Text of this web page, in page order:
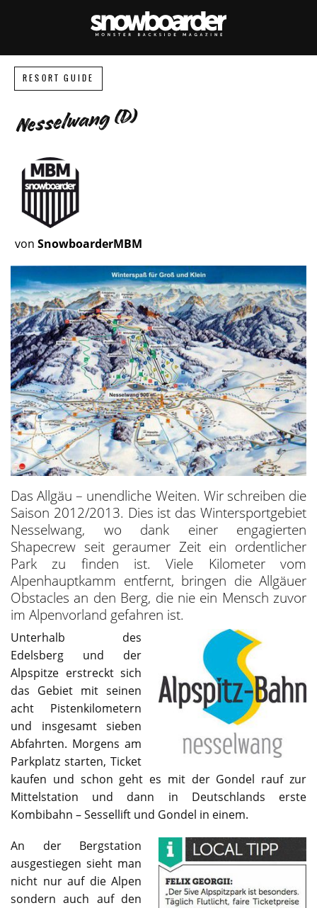
RESORT GUIDE
Nesselwang (D)
von SnowboarderMBM
Das Allgäu – unendliche Weiten. Wir schreiben die
Saison 2012/2013. Dies ist das Wintersportgebiet
Nesselwang, wo dank einer engagierten
Shapecrew seit geraumer Zeit ein ordentlicher
Park zu finden ist. Viele Kilometer vom
Alpenhauptkamm entfernt, bringen die Allgäuer
Obstacles an den Berg, die nie ein Mensch zuvor
im Alpenvorland gefahren ist.
Unterhalb des
Edelsberg und der
Alpspitze erstreckt sich
das Gebiet mit seinen
acht Pistenkilometern
und insgesamt sieben
Abfahrten. Morgens am
Parkplatz starten, Ticket
kaufen und schon geht es mit der Gondel rauf zur
Mittelstation und dann in Deutschlands erste
Kombibahn – Sessellift und Gondel in einem.
An der Bergstation
ausgestiegen sieht man
nicht nur auf die Alpen
sondern auch auf den